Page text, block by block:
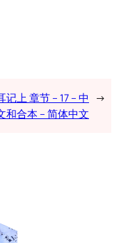
记上 章节 – 17 – 中
和合本 – 简体中文
→